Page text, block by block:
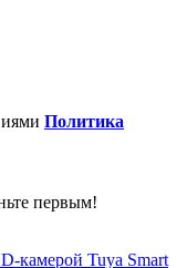
Политика
первым!